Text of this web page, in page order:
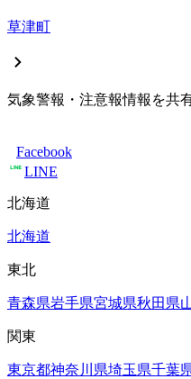
草津町
気象警報・注意報情報を共
Facebook
LINE
北海道
北海道
東北
青森県岩手県宮城県秋田県
関東
東京都神奈川県埼玉県千葉